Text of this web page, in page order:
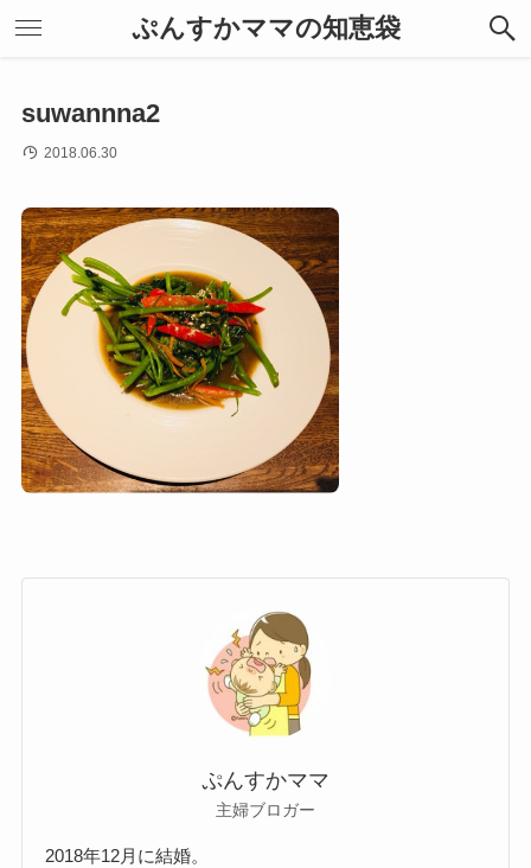
ぷんすかママの知恵袋
suwannna2
2018.06.30
ぷんすかママ
主婦ブロガー
2018年12月に結婚。